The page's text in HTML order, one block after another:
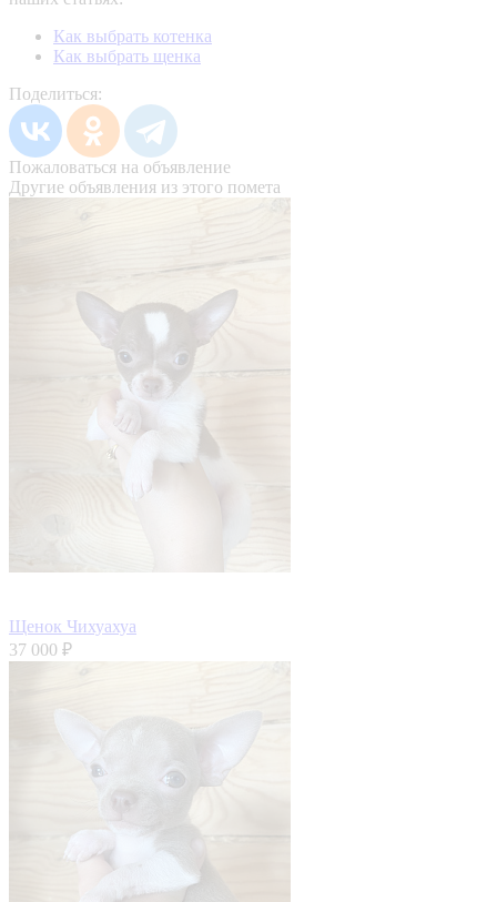
Как выбрать котенка
Как выбрать щенка
Поделиться:
Пожаловаться на объявление
Другие объявления из этого помета
Щенок Чихуахуа
37 000 ₽